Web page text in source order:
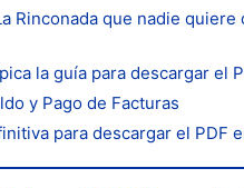
Rinconada que nadie quiere
la guía para descargar el
y Pago de Facturas
para descargar el PDF